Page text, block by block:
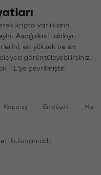
kripto varlıkların
Aşağıdaki tabloyu
en yüksek ve en
görüntüleyebilirsiniz.
TL'ye çevrilmiştir.
Kapanış En düşük
bulunamadı.